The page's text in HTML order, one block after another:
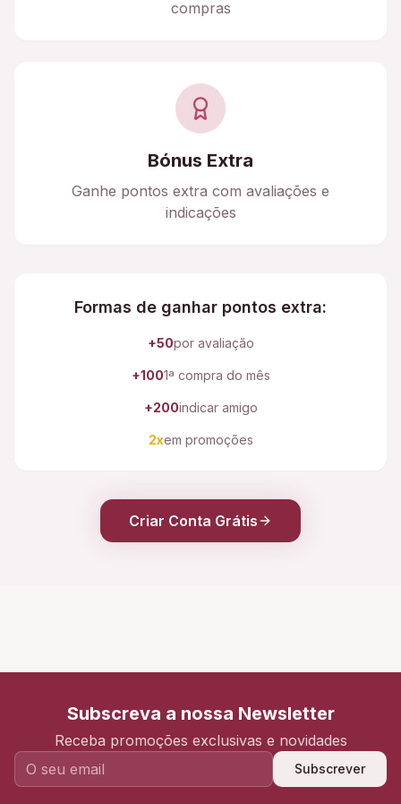
compras
Bónus Extra
Ganhe pontos extra com avaliações e
indicações
Formas de ganhar pontos extra:
+50por avaliação
+1001ª compra do mês
+200indicar amigo
2xem promoções
Criar Conta Grátis
Subscreva a nossa Newsletter
Receba promoções exclusivas e novidades
Subscrever